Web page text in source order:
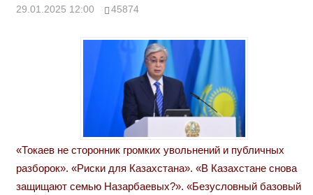
29.01.2025 12:00 45874
«Токаев не сторонник громких увольнений и публичных
разборок». «Риски для Казахстана». «В Казахстане снова
защищают семью Назарбаевых?». «Безусловный базовый